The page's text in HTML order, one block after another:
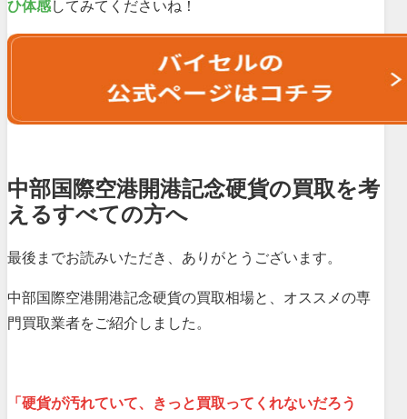
ひ体感してみてくださいね！
中部国際空港開港記念硬貨の買取を考
えるすべての方へ
最後までお読みいただき、ありがとうございます。
中部国際空港開港記念硬貨の買取相場と、オススメの専
門買取業者をご紹介しました。
「硬貨が汚れていて、きっと買取ってくれないだろう